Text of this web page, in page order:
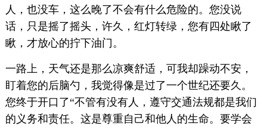
人，也没车，这么晚了不会有什么危险的。您没说
话，只是摇了摇头，许久，红灯转绿，您有四处瞅了
瞅，才放心的拧下油门。
一路上，天气还是那么凉爽舒适，可我却躁动不安，
盯着您的后脑勺，我觉得像是过了一个世纪还要久。
您终于开口了“不管有没有人，遵守交通法规都是我们
的义务和责任。这是尊重自己和他人的生命。要学会